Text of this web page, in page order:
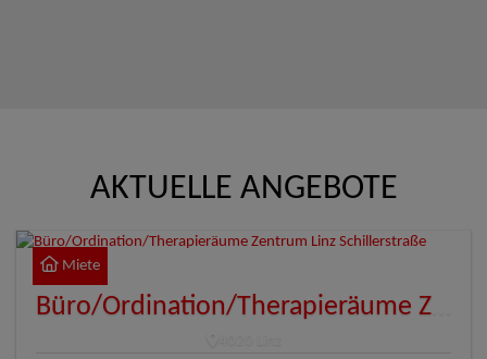
AKTUELLE ANGEBOTE
Miete